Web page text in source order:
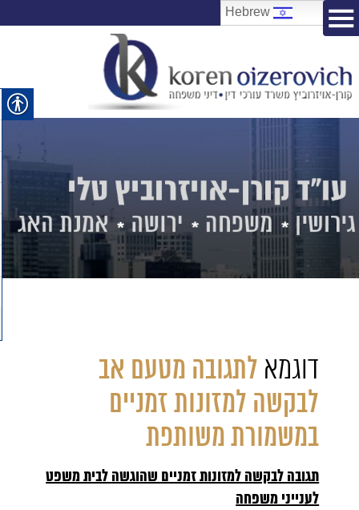
דוגמא לתגובה מטעם אב
לבקשה למזונות זמניים
במשמורת משותפת
תגובה לבקשה למזונות זמניים שהוגשה לבית משפט
לענייני משפחה